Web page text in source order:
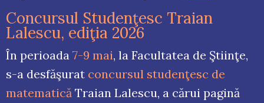
Concursul Studenţesc Traian
Lalescu, ediţia 2026
În perioada 7-9 mai, la Facultatea de Ştiinţe,
s-a desfăşurat concursul studenţesc de
matematică Traian Lalescu, a cărui pagină